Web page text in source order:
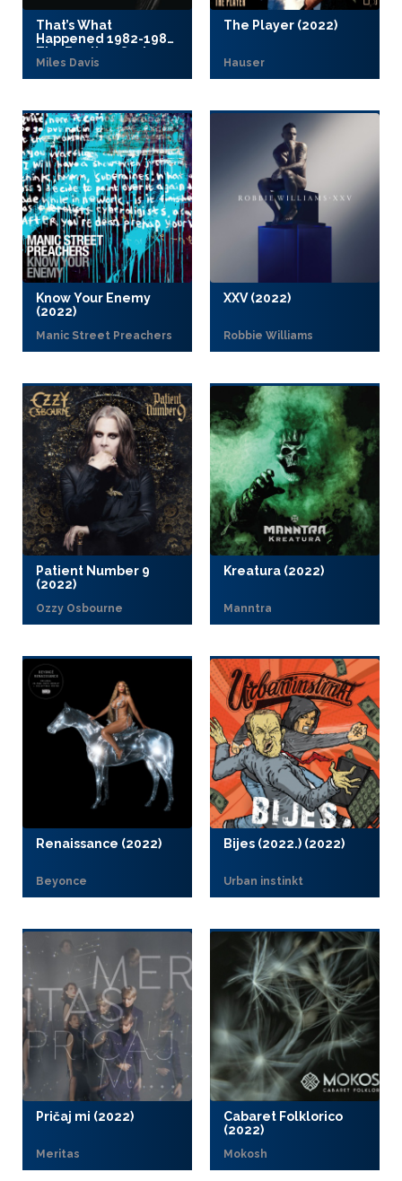
That’s What
Happened 1982-1985:
The Bootleg Series
Vol. 7 (2022)
Miles Davis
The Player (2022)
Hauser
Know Your Enemy
(2022)
Manic Street Preachers
XXV (2022)
Robbie Williams
Patient Number 9
(2022)
Ozzy Osbourne
Kreatura (2022)
Manntra
Renaissance (2022)
Beyonce
Bijes (2022.) (2022)
Urban instinkt
Pričaj mi (2022)
Meritas
Cabaret Folklorico
(2022)
Mokosh